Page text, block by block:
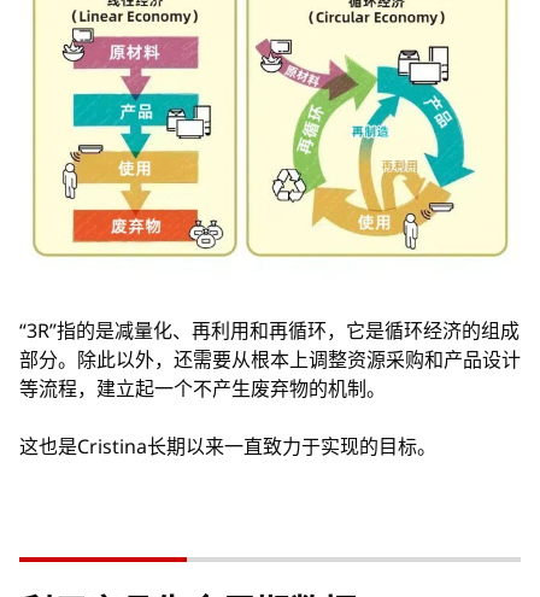
“3R”指的是减量化、再利用和再循环，它是循环经济的组成
部分。除此以外，还需要从根本上调整资源采购和产品设计
等流程，建立起一个不产生废弃物的机制。
这也是Cristina长期以来一直致力于实现的目标。